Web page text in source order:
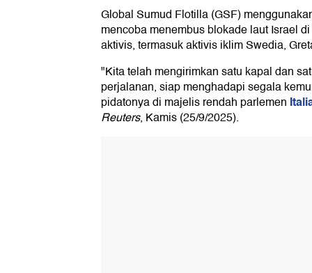
Global Sumud Flotilla (GSF)
mencoba menembus blokade laut Israel
aktivis, termasuk aktivis iklim Swedia,
"Kita telah mengirimkan satu kapal dan
perjalanan, siap menghadapi segala
pidatonya di majelis rendah parlemen
Reuters, Kamis (25/9/2025).